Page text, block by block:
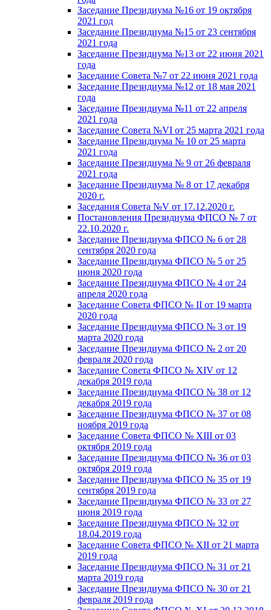
Заседание Президиума №16 от 19 октября
2021 год
Заседание Президиума №15 от 23 сентября
2021 года
Заседание Президиума №13 от 22 июня 2021
года
Заседание Совета №7 от 22 июня 2021 года
Заседание Президиума №12 от 18 мая 2021
года
Заседание Президиума №11 от 22 апреля
2021 года
Заседание Совета №VI от 25 марта 2021 года
Заседание Президиума № 10 от 25 марта
2021 года
Заседание Президиума № 9 от 26 февраля
2021 года
Заседание Президиума № 8 от 17 декабря
2020 г.
Заседания Совета №V от 17.12.2020 г.
Постановления Президиума ФПСО № 7 от
22.10.2020 г.
Заседание Президиума ФПСО № 6 от 28
сентября 2020 года
Заседание Президиума ФПСО № 5 от 25
июня 2020 года
Заседание Президиума ФПСО № 4 от 24
апреля 2020 года
Заседание Совета ФПСО № II от 19 марта
2020 года
Заседание Президиума ФПСО № 3 от 19
марта 2020 года
Заседание Президиума ФПСО № 2 от 20
февраля 2020 года
Заседание Совета ФПСО № XIV от 12
декабря 2019 года
Заседание Президиума ФПСО № 38 от 12
декабря 2019 года
Заседание Президиума ФПСО № 37 от 08
ноября 2019 года
Заседание Совета ФПСО № XIII от 03
октября 2019 года
Заседание Президиума ФПСО № 36 от 03
октября 2019 года
Заседание Президиума ФПСО № 35 от 19
сентября 2019 года
Заседание Президиума ФПСО № 33 от 27
июня 2019 года
Заседание Президиума ФПСО № 32 от
18.04.2019 года
Заседание Совета ФПСО № XII от 21 марта
2019 года
Заседание Президиума ФПСО № 31 от 21
марта 2019 года
Заседание Президиума ФПСО № 30 от 21
февраля 2019 года